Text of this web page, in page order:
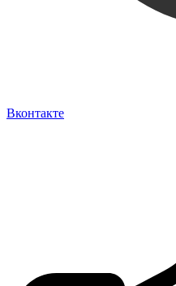
Вконтакте